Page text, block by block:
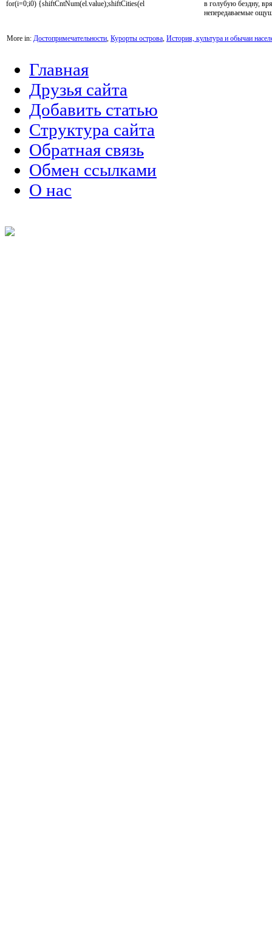
for(i=0;i0) {shiftCntNum(el.value);shiftCities(el
в голубую бездну,
непередаваемые
More in: Достопримечательности, Курорты острова, История, культура и обычаи
Главная
Друзья сайта
Добавить статью
Структура сайта
Обратная связь
Обмен ссылками
О нас